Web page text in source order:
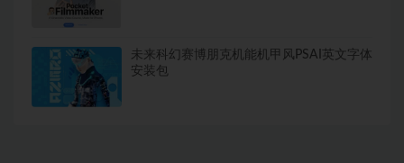
未来科幻赛博朋克机能机甲风PSAI英文字体
安装包